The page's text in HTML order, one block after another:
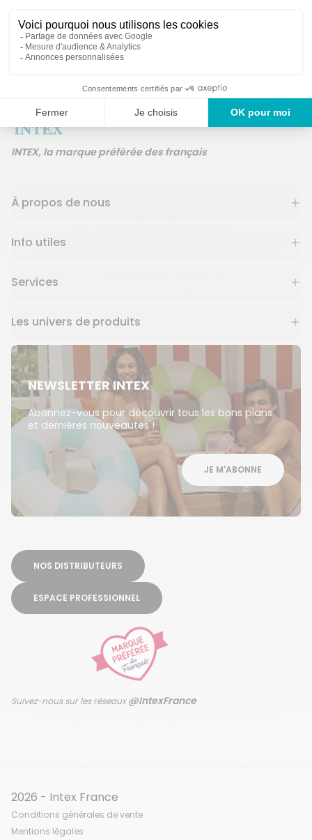
Un service en France
INTEX, la marque préférée des français
À propos de nous
Info utiles
Services
Les univers de produits
NEWSLETTER INTEX
Abonnez-vous pour découvrir tous les bons plans
et dernières nouveautés !
JE M'ABONNE
NOS DISTRIBUTEURS
ESPACE PROFESSIONNEL
Suivez-nous sur les réseaux@IntexFrance
2026 - Intex France
Conditions générales de vente
Mentions légales